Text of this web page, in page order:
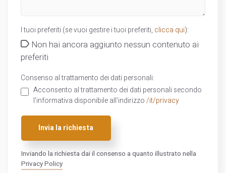
I tuoi preferiti (se vuoi gestire i tuoi preferiti, clicca qui):
Non hai ancora aggiunto nessun contenuto ai
preferiti
Consenso al trattamento dei dati personali:
Acconsento al trattamento dei dati personali secondo
l'informativa disponibile all'indirizzo /it/privacy
Invia la richiesta
Inviando la richiesta dai il consenso a quanto illustrato nella
Privacy Policy